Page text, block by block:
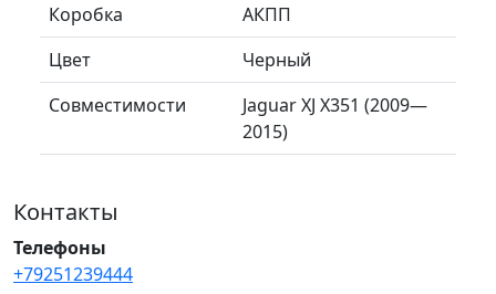
Коробка
АКПП
Цвет
Черный
Совместимости
Jaguar XJ X351 (2009—
2015)
Контакты
Телефоны
+79251239444